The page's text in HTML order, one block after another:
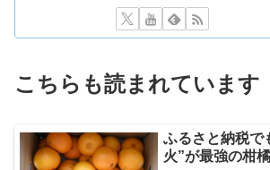
こちらも読まれています
ふるさと納税で
火”が最強の柑